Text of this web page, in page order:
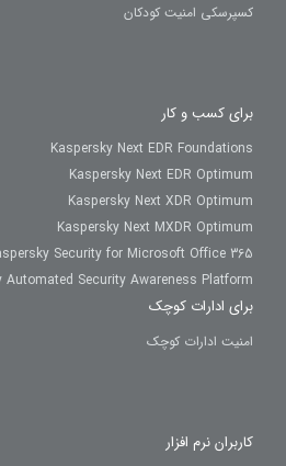
کسپرسکی امنیت کودکان
برای کسب و کار
Kaspersky Next EDR Foundations
Kaspersky Next EDR Optimum
Kaspersky Next XDR Optimum
Kaspersky Next MXDR Optimum
Security for Microsoft Office 365
Automated Security Awareness Platform
برای ادارات کوچک
امنیت ادارات کوچک
کاربران نرم افزار